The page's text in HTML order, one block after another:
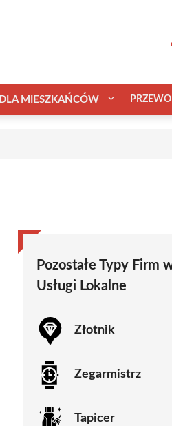
DLA MIESZKAŃCÓW
Pozostałe Typy Firm
Usługi Lokalne
Złotnik
Zegarmistrz
Tapicer